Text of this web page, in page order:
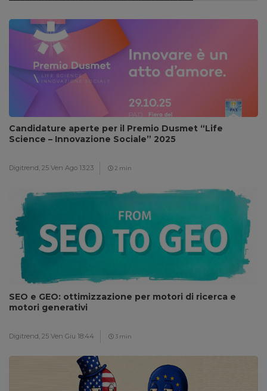
Candidature aperte per il Premio Dusmet “Life
Science – Innovazione Sociale” 2025
Digitrend, 25 Ven Ago 13:23 2 min
SEO e GEO: ottimizzazione per motori di ricerca e
motori generativi
Digitrend, 25 Ven Giu 18:44 3 min